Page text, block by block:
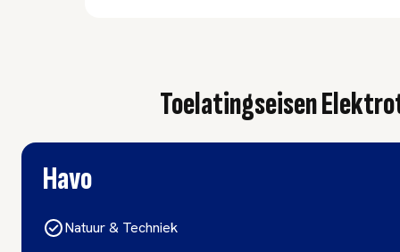
Toelatingseisen
Havo
Natuur & Techniek